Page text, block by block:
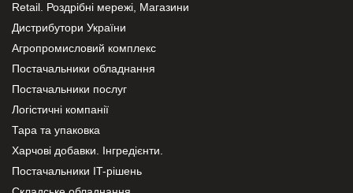
Retail. Роздрібні мережі, Магазини
Дистрибутори України
Агропромисловий комплекс
Постачальники обладнання
Постачальники послуг
Логістичні компанії
Тара та упаковка
Харчові добавки. Інгредієнти.
Постачальники IT-рішень